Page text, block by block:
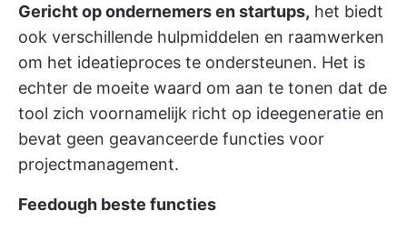
Gericht op ondernemers en startups, het biedt
ook verschillende hulpmiddelen en raamwerken
om het ideatieproces te ondersteunen. Het is
echter de moeite waard om aan te tonen dat de
tool zich voornamelijk richt op ideegeneratie en
bevat geen geavanceerde functies voor
projectmanagement.
Feedough beste functies